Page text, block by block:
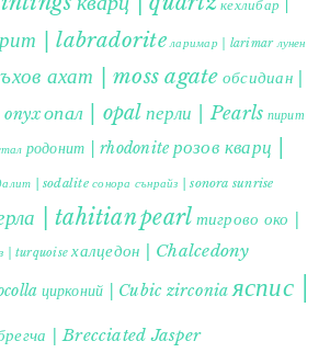
кехлибар |
| labradorite ларимар | larimar лунен
ахат | moss agate обсидиан |
onyxопал | opal перли | Pearls пирит |
родонит | rhodonite розов кварц |
| sodalite сонора сънрайз | sonora sunrise
| tahitian pearl тигрово око |
| turquoise халцедон | Chalcedony
цирконий | Cubic zirconia яспис |
| Brecciated Jasper